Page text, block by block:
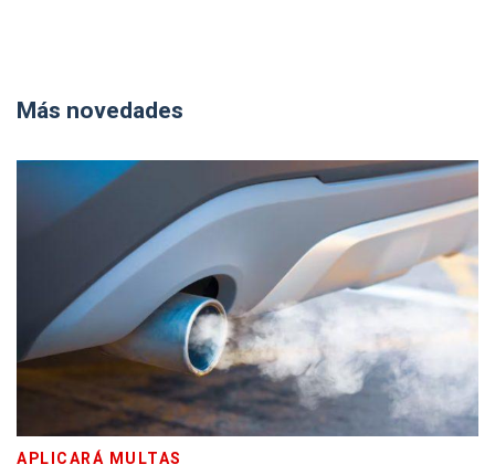
Más novedades
APLICARÁ MULTAS